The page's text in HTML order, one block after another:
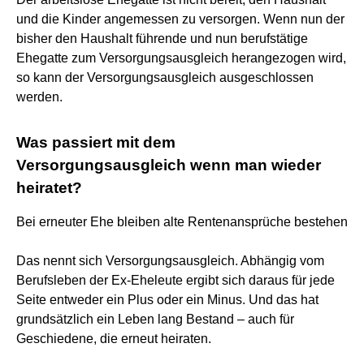
und die Kinder angemessen zu versorgen. Wenn nun der
bisher den Haushalt führende und nun berufstätige
Ehegatte zum Versorgungsausgleich herangezogen wird,
so kann der Versorgungsausgleich ausgeschlossen
werden.
Was passiert mit dem
Versorgungsausgleich wenn man wieder
heiratet?
Bei erneuter Ehe bleiben alte Rentenansprüche bestehen
Das nennt sich Versorgungsausgleich. Abhängig vom
Berufsleben der Ex-Eheleute ergibt sich daraus für jede
Seite entweder ein Plus oder ein Minus. Und das hat
grundsätzlich ein Leben lang Bestand – auch für
Geschiedene, die erneut heiraten.